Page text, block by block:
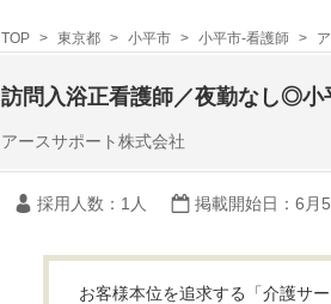
しの求
人サイ
TOP 東京都 小平市 小平市-看護師
訪問入浴正看護師／夜勤なし◎小
アースサポート株式会社
採用人数 ：1人 掲載開始日 ：6月
お客様本位を追求する「介護サ